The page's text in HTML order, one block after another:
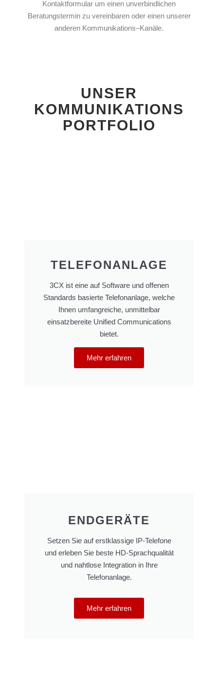
Kontaktformular um einen unverbindlichen
Beratungstermin zu vereinbaren oder einen unserer
anderen Kommunikations–Kanäle.
UNSER
KOMMUNIKATIONS
PORTFOLIO
TELEFONANLAGE
3CX ist eine auf Software und offenen
Standards basierte Telefonanlage, welche
Ihnen umfangreiche, unmittelbar
einsatzbereite Unified Communications
bietet.
Mehr erfahren
ENDGERÄTE
Setzen Sie auf erstklassige IP-Telefone
und erleben Sie beste HD-Sprachqualität
und nahtlose Integration in Ihre
Telefonanlage.
Mehr erfahren